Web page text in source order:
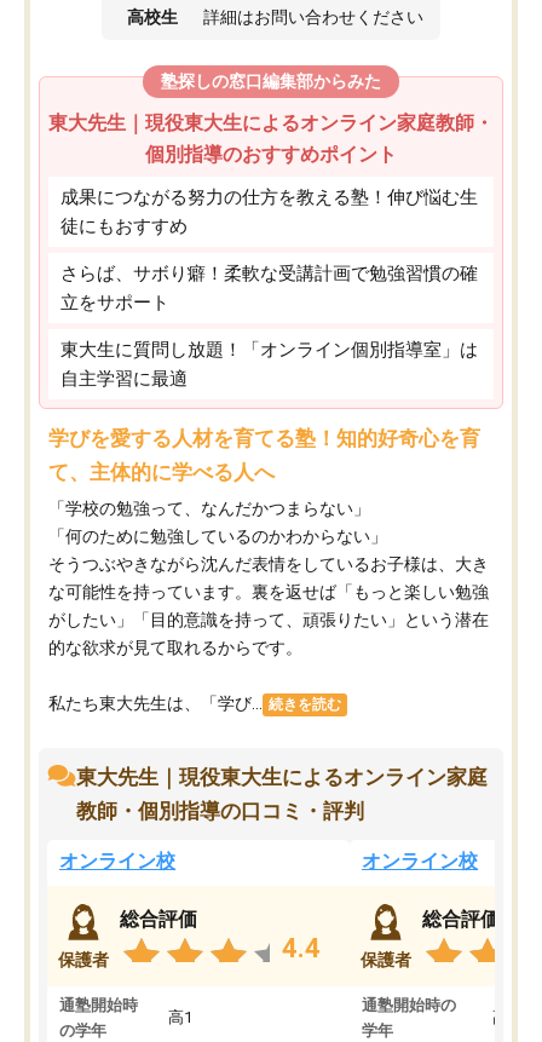
高校生 詳細はお問い合わせください
塾探しの窓口編集部からみた
東大先生｜現役東大生によるオンライン家庭教師・
個別指導のおすすめポイント
成果につながる努力の仕方を教える塾！伸び悩む生
徒にもおすすめ
さらば、サボり癖！柔軟な受講計画で勉強習慣の確
立をサポート
東大生に質問し放題！「オンライン個別指導室」は
自主学習に最適
学びを愛する人材を育てる塾！知的好奇心を育
て、主体的に学べる人へ
「学校の勉強って、なんだかつまらない」
「何のために勉強しているのかわからない」
そうつぶやきながら沈んだ表情をしているお子様は、大き
な可能性を持っています。裏を返せば「もっと楽しい勉強
がしたい」「目的意識を持って、頑張りたい」という潜在
的な欲求が見て取れるからです。
私たち東大先生は、「学び... 続きを読む
東大先生｜現役東大生によるオンライン家庭
教師・個別指導の口コミ・評判
オンライン校
保護者
総合評価
4.4
通塾開始時
の学年
高1
オンライン校
保護者
総合評価
通塾開始時の
学年
高3